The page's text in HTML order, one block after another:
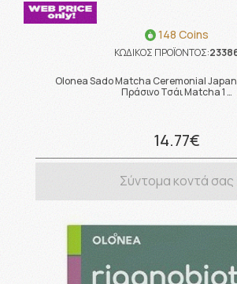
148 Coins
ΚΩΔΙΚΟΣ ΠΡΟΪΟΝΤΟΣ:
Olonea Sado Matcha Ceremonial
Πράσινο Τσάι Matcha 1 …
14.77€
Σύντομα κοντά σας